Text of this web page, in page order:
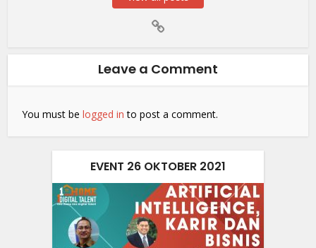
Leave a Comment
You must belogged in to post a comment.
EVENT 26 OKTOBER 2021